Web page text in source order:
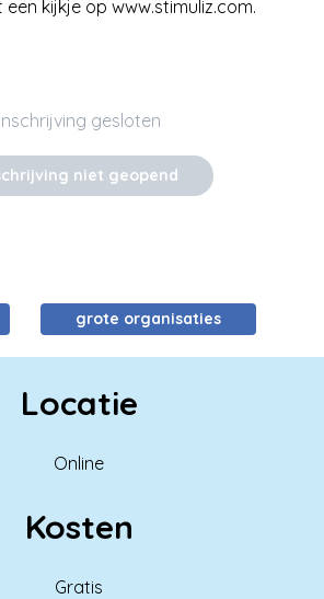
een kijkje op www.stimuliz.com.
Inschrijving gesloten
niet geopend
grote organisaties
Locatie
Online
Kosten
Gratis